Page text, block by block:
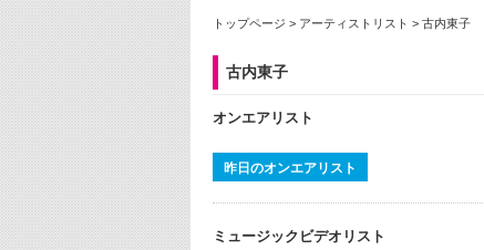
トップページ > アーティストリスト > 古内東子
古内東子
オンエアリスト
昨日のオンエアリスト
ミュージックビデオリスト